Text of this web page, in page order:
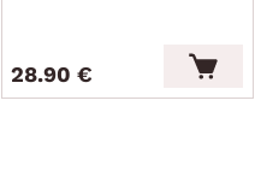
28.90 €